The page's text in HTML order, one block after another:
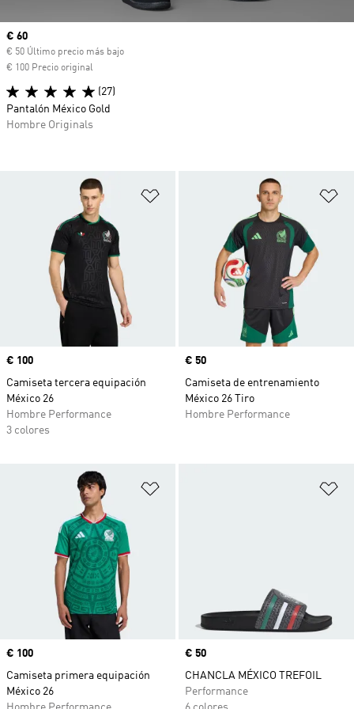
Añadir a la lista de deseos
Precio
€ 100
Camiseta tercera equipación
México 26
Hombre Performance
3 colores
Precio
€ 50
Camiseta de entrenamiento
México 26 Tiro
Hombre Performance
Precio
€ 100
Camiseta primera equipación
México 26
Precio
€ 50
CHANCLA MÉXICO TREFOIL
Performance
Precio actual
€ 60
€ 50 Último precio más bajo
€ 100 Precio original
(27)
Pantalón México Gold
Hombre Originals